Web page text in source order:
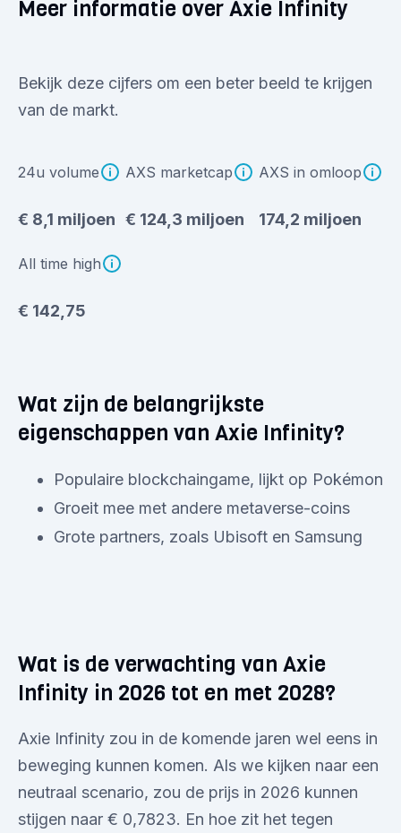
Meer informatie over Axie Infinity
Bekijk deze cijfers om een beter beeld te krijgen
van de markt.
24u volume
€ 8,1 miljoen
AXS marketcap
€ 124,3 miljoen
AXS in omloop
174,2 miljoen
All time high
€ 142,75
Wat zijn de belangrijkste
eigenschappen van Axie Infinity?
Populaire blockchaingame, lijkt op Pokémon
Groeit mee met andere metaverse-coins
Grote partners, zoals Ubisoft en Samsung
Wat is de verwachting van Axie
Infinity in 2026 tot en met 2028?
Axie Infinity zou in de komende jaren wel eens in
beweging kunnen komen. Als we kijken naar een
neutraal scenario, zou de prijs in 2026 kunnen
stijgen naar € 0,7823. En hoe zit het tegen